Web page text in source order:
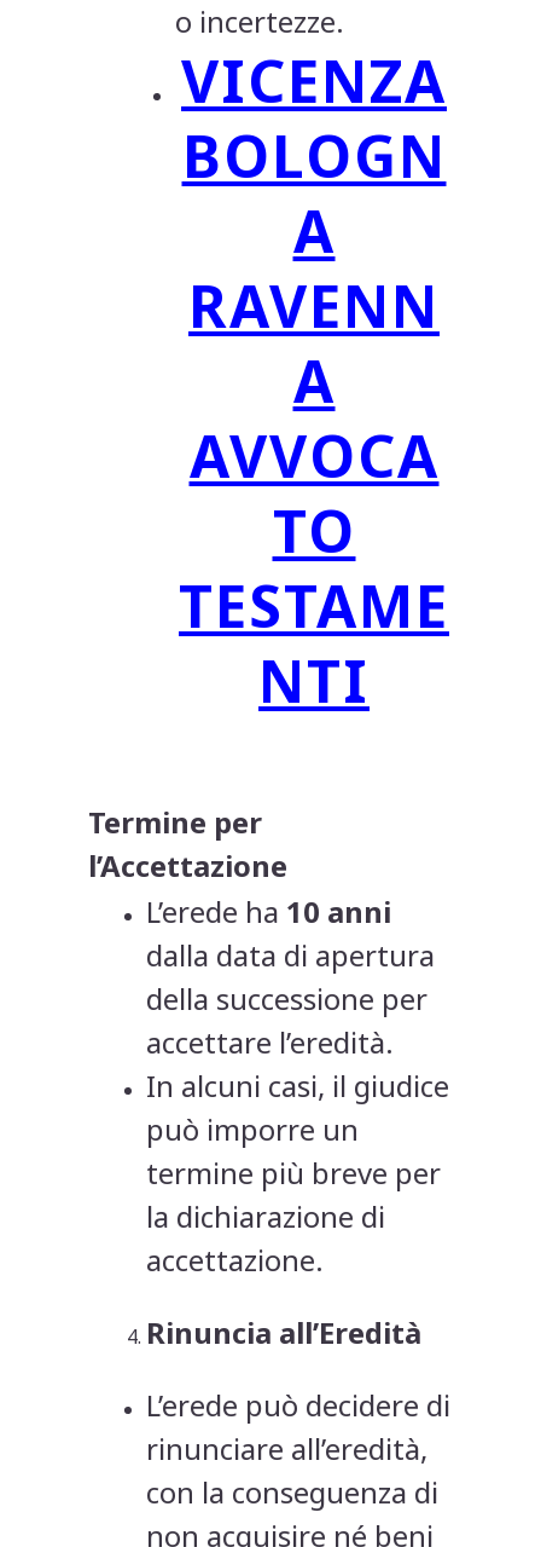
o incertezze.
VICENZA
BOLOGN
A
RAVENN
A
AVVOCA
TO
TESTAME
NTI
Termine per
l’Accettazione
L’erede ha 10 anni
dalla data di apertura
della successione per
accettare l’eredità.
In alcuni casi, il giudice
può imporre un
termine più breve per
la dichiarazione di
accettazione.
Rinuncia all’Eredità
L’erede può decidere di
rinunciare all’eredità,
con la conseguenza di
non acquisire né beni